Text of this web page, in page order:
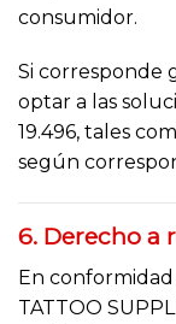
consumidor.
Si corresponde
optar a las
19.496, tales
según
6. Derecho a
En conformidad
TATTOO